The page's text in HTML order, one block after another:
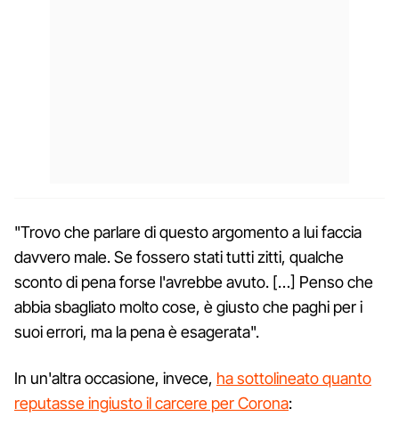
"Trovo che parlare di questo argomento a lui faccia
davvero male. Se fossero stati tutti zitti, qualche
sconto di pena forse l'avrebbe avuto. […] Penso che
abbia sbagliato molto cose, è giusto che paghi per i
suoi errori, ma la pena è esagerata".
In un'altra occasione, invece, ha sottolineato quanto
reputasse ingiusto il carcere per Corona: